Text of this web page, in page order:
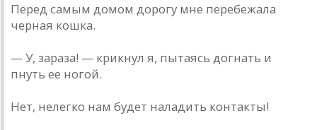
Перед самым домом дорогу мне перебежала
черная кошка.
— У, зараза! — крикнул я, пытаясь догнать и
пнуть ее ногой.
Нет, нелегко нам будет наладить контакты!